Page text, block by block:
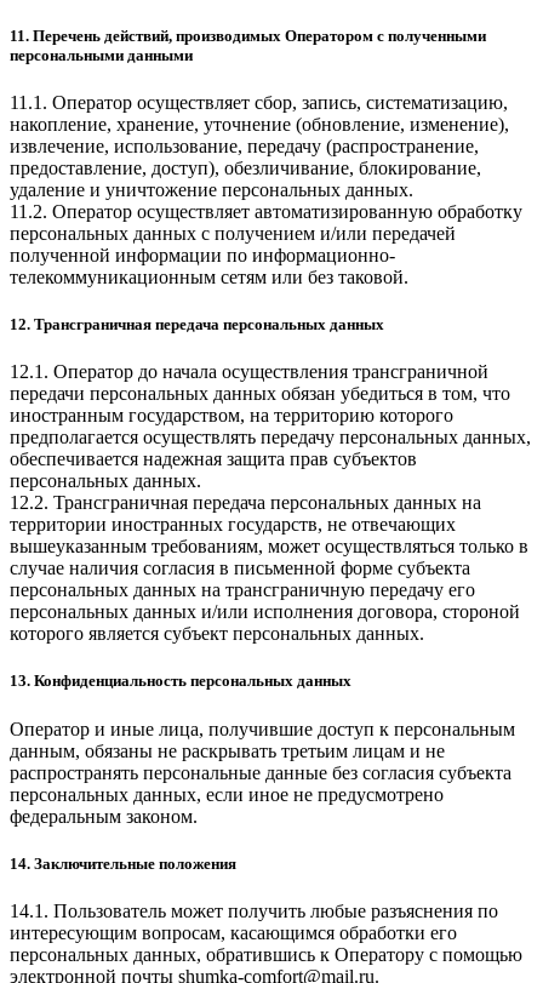
11. Перечень действий, производимых Оператором с полученными
персональными данными
11.1. Оператор осуществляет сбор, запись, систематизацию,
накопление, хранение, уточнение (обновление, изменение),
извлечение, использование, передачу (распространение,
предоставление, доступ), обезличивание, блокирование,
удаление и уничтожение персональных данных.
11.2. Оператор осуществляет автоматизированную обработку
персональных данных с получением и/или передачей
полученной информации по информационно-
телекоммуникационным сетям или без таковой.
12. Трансграничная передача персональных данных
12.1. Оператор до начала осуществления трансграничной
передачи персональных данных обязан убедиться в том, что
иностранным государством, на территорию которого
предполагается осуществлять передачу персональных данных,
обеспечивается надежная защита прав субъектов
персональных данных.
12.2. Трансграничная передача персональных данных на
территории иностранных государств, не отвечающих
вышеуказанным требованиям, может осуществляться только в
случае наличия согласия в письменной форме субъекта
персональных данных на трансграничную передачу его
персональных данных и/или исполнения договора, стороной
которого является субъект персональных данных.
13. Конфиденциальность персональных данных
Оператор и иные лица, получившие доступ к персональным
данным, обязаны не раскрывать третьим лицам и не
распространять персональные данные без согласия субъекта
персональных данных, если иное не предусмотрено
федеральным законом.
14. Заключительные положения
14.1. Пользователь может получить любые разъяснения по
интересующим вопросам, касающимся обработки его
персональных данных, обратившись к Оператору с помощью
электронной почты shumka-comfort@mail.ru.